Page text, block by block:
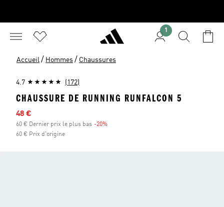
1
Accueil / Hommes / Chaussures
4.7 (172)
CHAUSSURE DE RUNNING RUNFALCON 5
Prix en promo
48 €
60 € Dernier prix le plus bas -20%
60 € Prix d'origine